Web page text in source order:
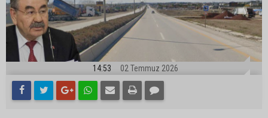
14:53 02 Temmuz 2026